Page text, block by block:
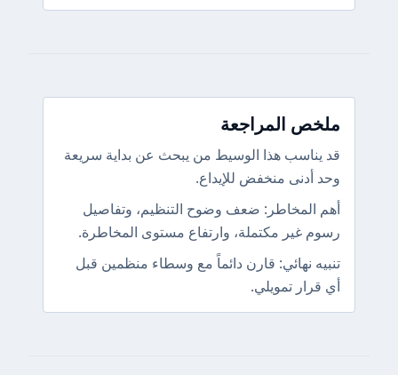
ملخص المراجعة
قد يناسب هذا الوسيط من يبحث عن بداية سريعة
وحد أدنى منخفض للإيداع.
أهم المخاطر: ضعف وضوح التنظيم، وتفاصيل
رسوم غير مكتملة، وارتفاع مستوى المخاطرة.
تنبيه نهائي: قارن دائماً مع وسطاء منظمين قبل
أي قرار تمويلي.